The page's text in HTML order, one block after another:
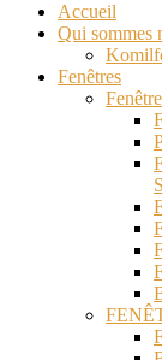
Accueil
Qui sommes
Fenêtres